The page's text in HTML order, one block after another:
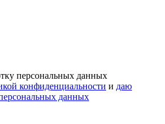
персональных данных
конфиденциальности и даю
данных